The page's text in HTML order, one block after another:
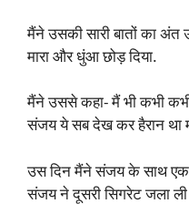
मैंने उसकी सारी बातों का
मारा और धुंआ छोड़ दिया.
मैंने उससे कहा- मैं भी कभी
संजय ये सब देख कर हैरान था
उस दिन मैंने संजय के साथ एक
संजय ने दूसरी सिगरेट जला ली